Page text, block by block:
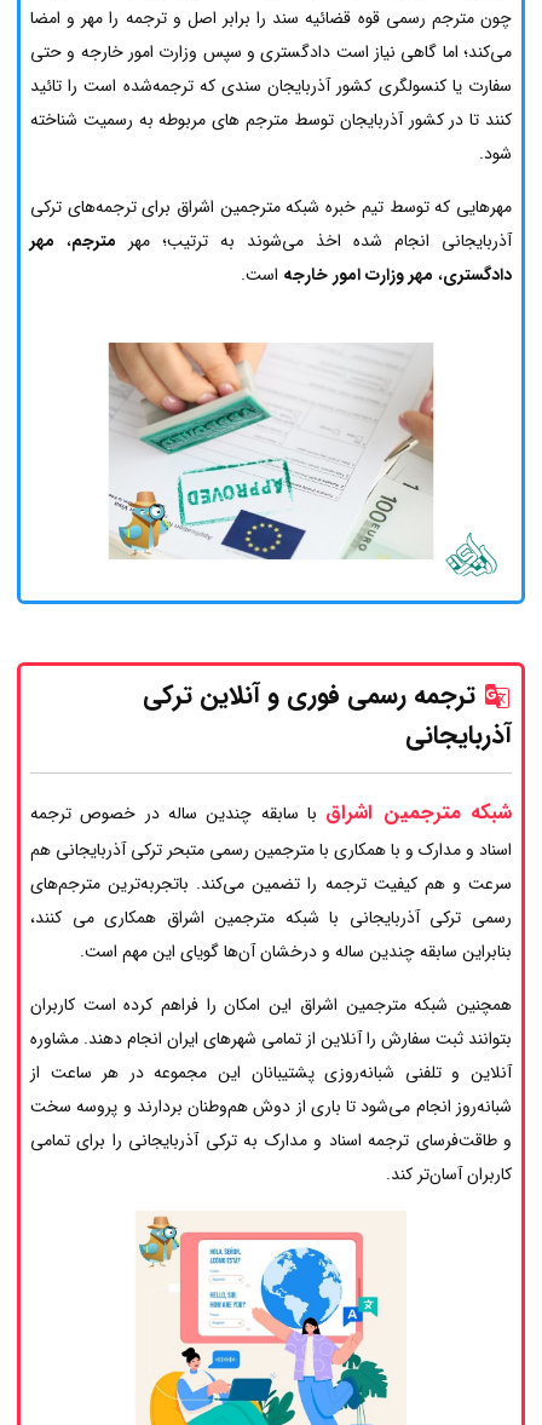
چون مترجم رسمی قوه قضائیه سند را برابر اصل و ترجمه را مهر و امضا
می‌کند؛ اما گاهی نیاز است دادگستری و سپس وزارت امور خارجه و حتی
سفارت یا کنسولگری کشور آذربایجان سندی که ترجمه‌شده است را تائید
کنند تا در کشور آذربایجان توسط مترجم های مربوطه به رسمیت شناخته
شود.
مهرهایی که توسط تیم خبره شبکه مترجمین اشراق برای ترجمه‌های ترکی
آذربایجانی انجام شده اخذ می‌شوند به ترتیب؛ مهر مترجم، مهر
دادگستری، مهر وزارت امور خارجه است.
ترجمه رسمی فوری و آنلاین ترکی
آذربایجانی
شبکه مترجمین اشراق با سابقه چندین ساله در خصوص ترجمه
اسناد و مدارک و با همکاری با مترجمین رسمی متبحر ترکی آذربایجانی هم
سرعت و هم کیفیت ترجمه را تضمین می‌کند. باتجربه‌ترین مترجم‌های
رسمی ترکی آذربایجانی با شبکه مترجمین اشراق همکاری می کنند،
بنابراین سابقه چندین ساله و درخشان آن‌ها گویای این مهم است.
همچنین شبکه مترجمین اشراق این امکان را فراهم کرده است کاربران
بتوانند ثبت سفارش را آنلاین از تمامی شهرهای ایران انجام دهند. مشاوره
آنلاین و تلفنی شبانه‌روزی پشتیبانان این مجموعه در هر ساعت از
شبانه‌روز انجام می‌شود تا باری از دوش هم‌وطنان بردارند و پروسه سخت
و طاقت‌فرسای ترجمه اسناد و مدارک به ترکی آذربایجانی را برای تمامی
کاربران آسان‌تر کند.